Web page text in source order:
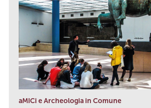
aMICi e Archeologia in Comune